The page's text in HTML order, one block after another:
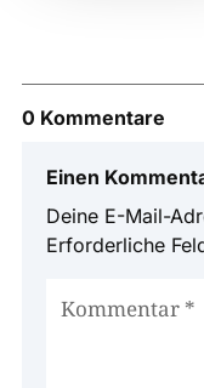
0 Kommentare
Einen
Deine E-Mail-
Erforderliche